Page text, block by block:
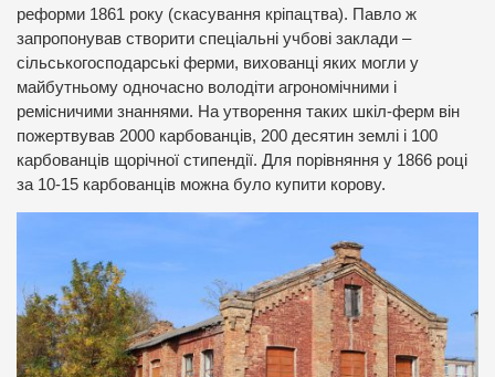
реформи 1861 року (скасування кріпацтва). Павло ж
запропонував створити спеціальні учбові заклади –
сільськогосподарські ферми, вихованці яких могли у
майбутньому одночасно володіти агрономічними і
ремісничими знаннями. На утворення таких шкіл-ферм він
пожертвував 2000 карбованців, 200 десятин землі і 100
карбованців щорічної стипендії. Для порівняння у 1866 році
за 10-15 карбованців можна було купити корову.